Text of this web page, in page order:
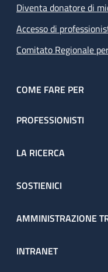
Diventa donatore di
Accesso di
Comitato Regionale
COME FARE PER
PROFESSIONISTI
LA RICERCA
SOSTIENICI
AMMINISTRAZIONE
INTRANET